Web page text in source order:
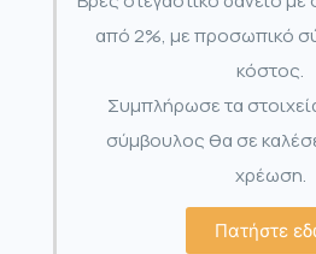
από 2%, με προσωπικό
κόστος.
Συμπλήρωσε τα
σύμβουλος θα σε
χρέωση.
Πατήστε